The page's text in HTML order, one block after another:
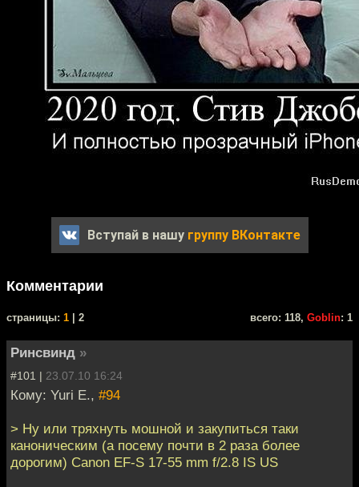
Вступай в нашу группу ВКонтакте
Комментарии
cтраницы: 1 | 2 всего: 118, Goblin: 1
Ринсвинд »
#101 | 23.07.10 16:24
Кому: Yuri E., #94
> Ну или тряхнуть мошной и закупиться таки
каноническим (а посему почти в 2 раза более
дорогим) Canon EF-S 17-55 mm f/2.8 IS US